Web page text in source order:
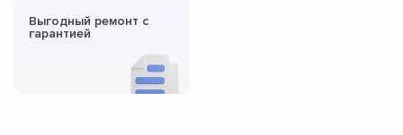
Выгодный ремонт с
гарантией